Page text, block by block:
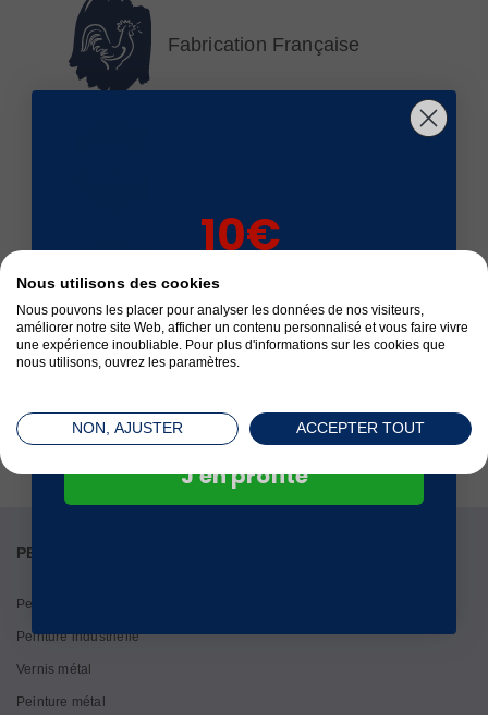
Fabrication Française
Satisfait ou remboursé
PEINTURE POUR MÉTAUX
Peinture fer antirouille
Peinture industrielle
Vernis métal
Peinture métal
Nous utilisons des cookies
Nous pouvons les placer pour analyser les données de nos visiteurs,
améliorer notre site Web, afficher un contenu personnalisé et vous faire vivre
une expérience inoubliable. Pour plus d'informations sur les cookies que
nous utilisons, ouvrez les paramètres.
ACCEPTER TOUT
NON, AJUSTER
10€
sur votre 1ère
commande*
J'en profite